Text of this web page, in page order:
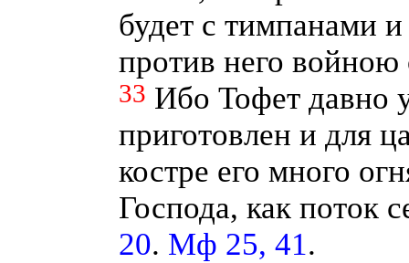
будет с тимпанами
против него
33 Ибо Тофет давно
приготовлен и для
костре его много
Господа, как поток
20. Мф 25, 41.